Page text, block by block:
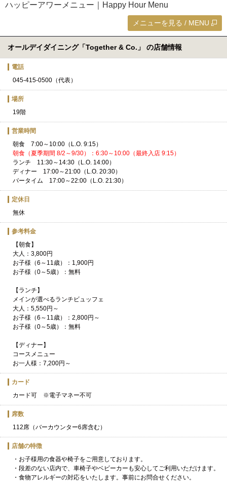
ハッピーアワーメニュー｜Happy Hour Menu
メニューを見る / MENU
オールデイダイニング「Together & Co.」 の店舗情報
電話
045-415-0500（代表）
場所
19階
営業時間
朝食 7:00～10:00（L.O. 9:15）
朝食（夏季期間 8/2～9/30）：6:30～10:00（最終入店 9:15）
ランチ 11:30～14:30（L.O. 14:00）
ディナー 17:00～21:00（L.O. 20:30）
バータイム 17:00～22:00（L.O. 21:30）
定休日
無休
参考料金
【朝食】
大人：3,800円
お子様（6～11歳）：1,900円
お子様（0～5歳）：無料
【ランチ】
メインが選べるランチビュッフェ
大人：5,550円～
お子様（6～11歳）：2,800円～
お子様（0～5歳）：無料
【ディナー】
コースメニュー
お一人様：7,200円～
カード
カード可 ※電子マネー不可
席数
112席（バーカウンター6席含む）
店舗の特徴
・お子様用の食器や椅子をご用意しております。
・段差のない店内で、車椅子やベビーカーも安心してご利用いただけます。
・食物アレルギーの対応をいたします。事前にお問合せください。